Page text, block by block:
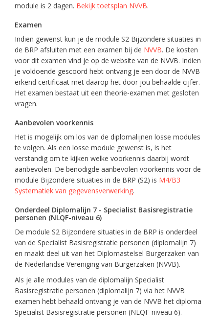
module is 2 dagen. Bekijk toetsplan NVVB.
Examen
Indien gewenst kun je de module S2 Bijzondere situaties in
de BRP afsluiten met een examen bij de NVVB. De kosten
voor dit examen vind je op de website van de NVVB. Indien
je voldoende gescoord hebt ontvang je een door de NVVB
erkend certificaat met daarop het door jou behaalde cijfer.
Het examen bestaat uit een theorie-examen met gesloten
vragen.
Aanbevolen voorkennis
Het is mogelijk om los van de diplomalijnen losse modules
te volgen. Als een losse module gewenst is, is het
verstandig om te kijken welke voorkennis daarbij wordt
aanbevolen. De benodigde aanbevolen voorkennis voor de
module Bijzondere situaties in de BRP (S2) is M4/B3
Systematiek van gegevensverwerking.
Onderdeel Diplomalijn 7 - Specialist Basisregistratie
personen (NLQF-niveau 6)
De module S2 Bijzondere situaties in de BRP is onderdeel
van de Specialist Basisregistratie personen (diplomalijn 7)
en maakt deel uit van het Diplomastelsel Burgerzaken van
de Nederlandse Vereniging van Burgerzaken (NVVB).
Als je alle modules van de diplomalijn Specialist
Basisregistratie personen (diplomalijn 7) via het NVVB
examen hebt behaald ontvang je van de NVVB het diploma
Specialist Basisregistratie personen (NLQF-niveau 6).